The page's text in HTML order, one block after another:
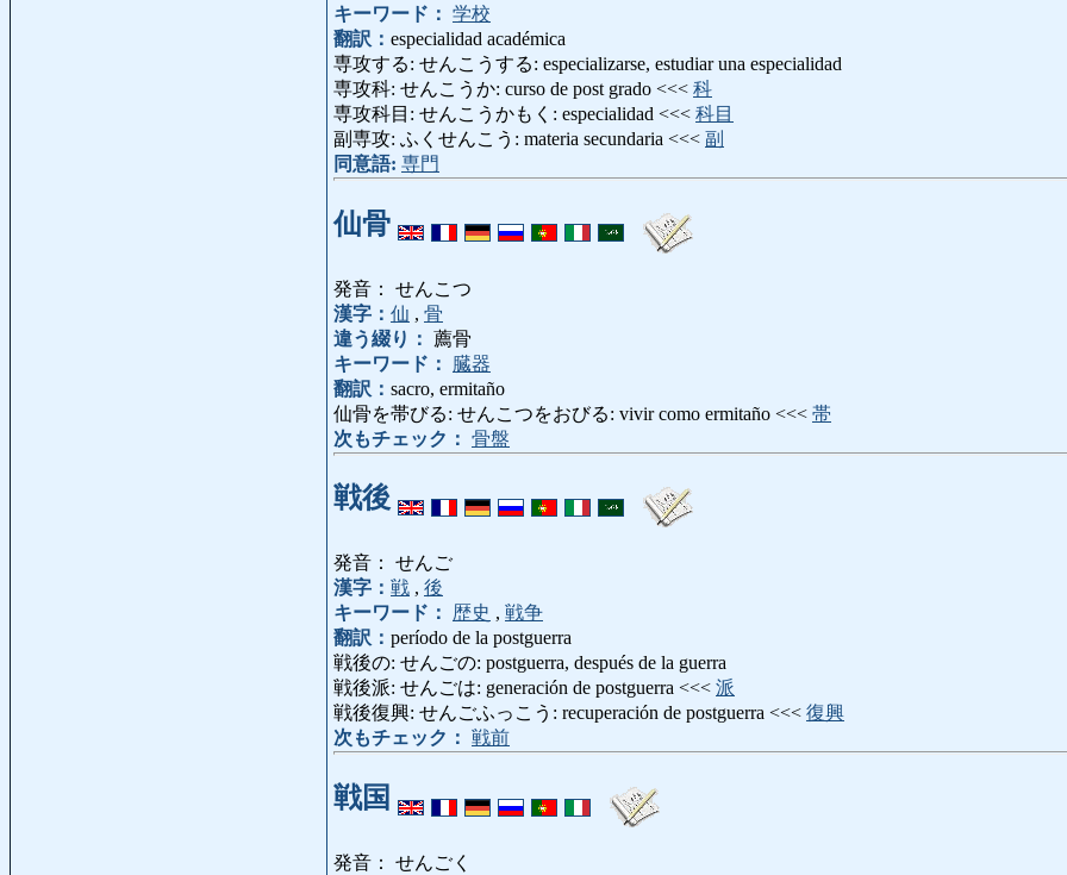
キーワード： 学校
翻訳： especialidad académica
専攻する: せんこうする: especializarse, estudiar una especialidad
専攻科: せんこうか: curso de post grado <<< 科
専攻科目: せんこうかもく: especialidad <<< 科目
副専攻: ふくせんこう: materia secundaria <<< 副
同意語: 専門
仙骨
発音： せんこつ
漢字： 仙 , 骨
違う綴り： 薦骨
キーワード：
臓器
翻訳： sacro, ermitaño
仙骨を帯びる: せんこつをおびる: vivir como ermitaño <<< 帯
次もチェック： 骨盤
戦後
発音： せんご
漢字： 戦 , 後
キーワード：
歴史 , 戦争
翻訳： período de la postguerra
戦後の: せんごの: postguerra, después de la guerra
戦後派: せんごは: generación de postguerra <<< 派
戦後復興: せんごふっこう: recuperación de postguerra <<< 復興
次もチェック： 戦前
戦国
発音： せんごく